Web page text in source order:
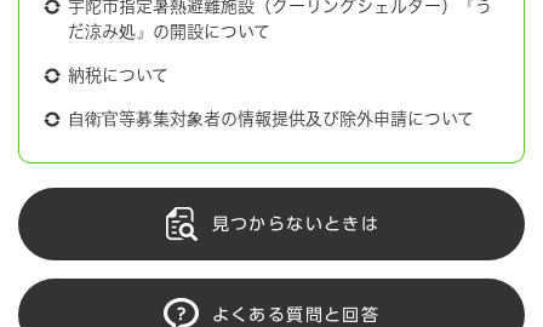
宇陀市指定暑熱避難施設（クーリングシェルター）『う
だ涼み処』の開設について
納税について
自衛官等募集対象者の情報提供及び除外申請について
見つからないときは
よくある質問と回答